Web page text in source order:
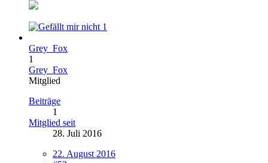
1
Grey_Fox
1
Grey_Fox
Mitglied
Beiträge
1
Mitglied seit
28. Juli 2016
22. August 2016